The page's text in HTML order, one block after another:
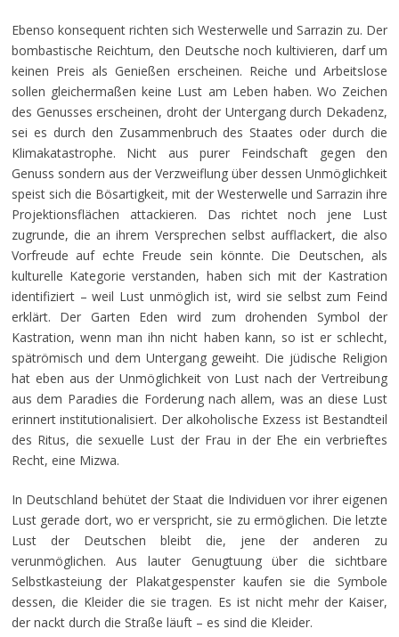
Ebenso konsequent richten sich Westerwelle und Sarrazin zu. Der
bombastische Reichtum, den Deutsche noch kultivieren, darf um
keinen Preis als Genießen erscheinen. Reiche und Arbeitslose
sollen gleichermaßen keine Lust am Leben haben. Wo Zeichen
des Genusses erscheinen, droht der Untergang durch Dekadenz,
sei es durch den Zusammenbruch des Staates oder durch die
Klimakatastrophe. Nicht aus purer Feindschaft gegen den
Genuss sondern aus der Verzweiflung über dessen Unmöglichkeit
speist sich die Bösartigkeit, mit der Westerwelle und Sarrazin ihre
Projektionsflächen attackieren. Das richtet noch jene Lust
zugrunde, die an ihrem Versprechen selbst aufflackert, die also
Vorfreude auf echte Freude sein könnte. Die Deutschen, als
kulturelle Kategorie verstanden, haben sich mit der Kastration
identifiziert – weil Lust unmöglich ist, wird sie selbst zum Feind
erklärt. Der Garten Eden wird zum drohenden Symbol der
Kastration, wenn man ihn nicht haben kann, so ist er schlecht,
spätrömisch und dem Untergang geweiht. Die jüdische Religion
hat eben aus der Unmöglichkeit von Lust nach der Vertreibung
aus dem Paradies die Forderung nach allem, was an diese Lust
erinnert institutionalisiert. Der alkoholische Exzess ist Bestandteil
des Ritus, die sexuelle Lust der Frau in der Ehe ein verbrieftes
Recht, eine Mizwa.
In Deutschland behütet der Staat die Individuen vor ihrer eigenen
Lust gerade dort, wo er verspricht, sie zu ermöglichen. Die letzte
Lust der Deutschen bleibt die, jene der anderen zu
verunmöglichen. Aus lauter Genugtuung über die sichtbare
Selbstkasteiung der Plakatgespenster kaufen sie die Symbole
dessen, die Kleider die sie tragen. Es ist nicht mehr der Kaiser,
der nackt durch die Straße läuft – es sind die Kleider.